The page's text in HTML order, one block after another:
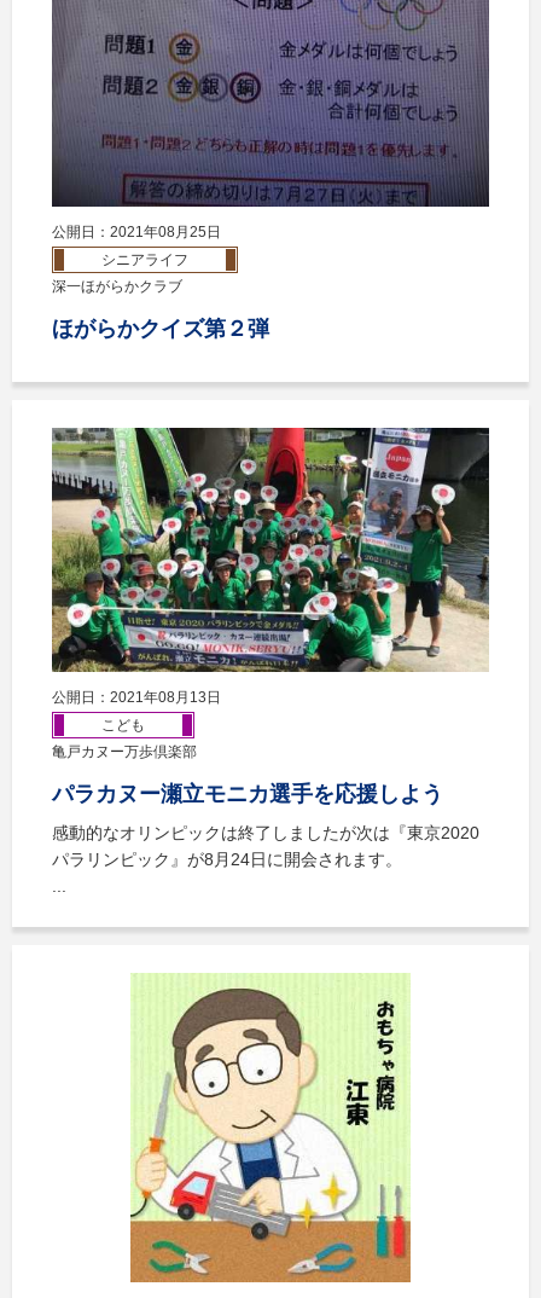
公開日：2021年08月25日
シニアライフ
深一ほがらかクラブ
ほがらかクイズ第２弾
公開日：2021年08月13日
こども
亀戸カヌー万歩倶楽部
パラカヌー瀬立モニカ選手を応援しよう
感動的なオリンピックは終了しましたが次は『東京2020
パラリンピック』が8月24日に開会されます。
...